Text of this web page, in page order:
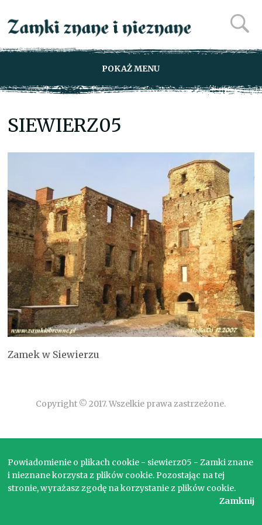
POKAŻ MENU
SIEWIERZ05
Zamek w Siewierzu
Copyright © 2017. Wszelkie prawa zastrzeżone.
Powiadomienie o plikach cookie - siewierz05 - Zamki znane
i nieznane korzysta z plików cookie. Pozostając na tej
stronie, wyrażasz zgodę na korzystanie z plików cookie.
Zamknij